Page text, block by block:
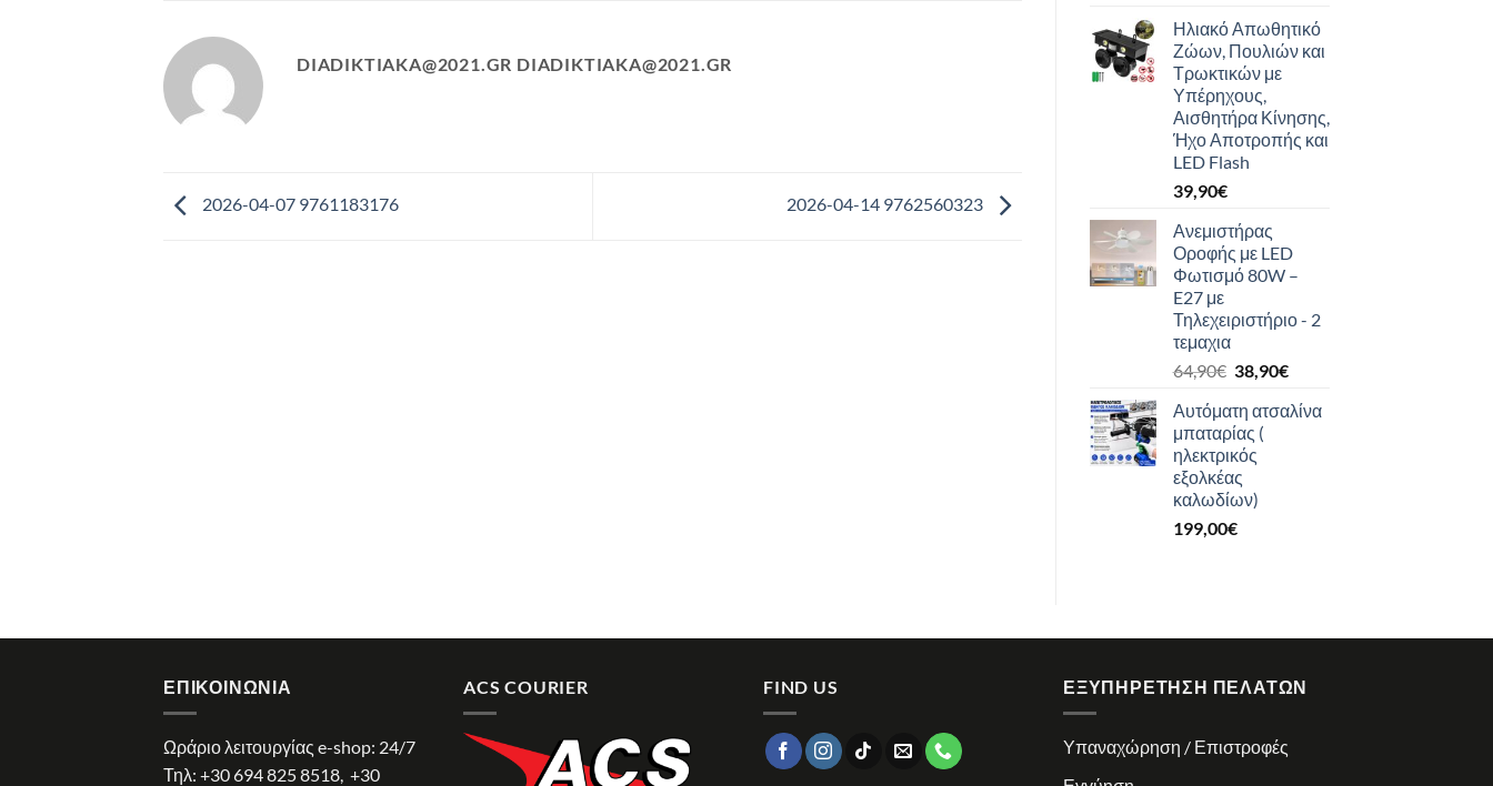
DIADIKTIAKA@2021.GR DIADIKTIAKA@2021.GR
2026-04-07 9761183176 2026-04-14 9762560323
Ηλιακό Απωθητικό
Ζώων, Πουλιών και
Τρωκτικών με
Υπέρηχους,
Αισθητήρα Κίνησης,
Ήχο Αποτροπής και
LED Flash
39,90€
Ανεμιστήρας
Οροφής με LED
Φωτισμό 80W –
E27 με
Τηλεχειριστήριο - 2
τεμαχια
64,90€ Original
was:
64,90€.
38,90€Η
τιμή
Αυτόματη ατσαλίνα
μπαταρίας (
ηλεκτρικός
εξολκέας
καλωδίων)
199,00€
ΕΠΙΚΟΙΝΩΝΊΑ
Ωράριο λειτουργίας e-shop: 24/7
Τηλ: +30 694 825 8518, +30
ACS COURIER FIND US ΕΞΥΠΗΡΈΤΗΣΗ ΠΕΛΑΤΏΝ
Υπαναχώρηση / Επιστροφές